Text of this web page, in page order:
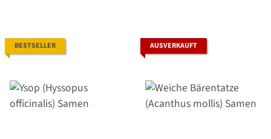
BESTSELLER AUSVERKAUFT